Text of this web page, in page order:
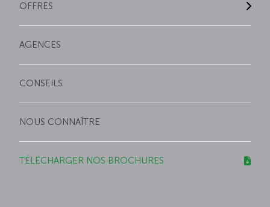
OFFRES
AGENCES
CONSEILS
NOUS CONNAÎTRE
TÉLÉCHARGER NOS BROCHURES